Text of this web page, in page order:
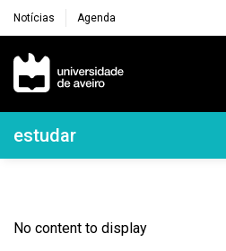
Notícias Agenda
Navegação Principal
Navegação Lateral
estudar
No content to display